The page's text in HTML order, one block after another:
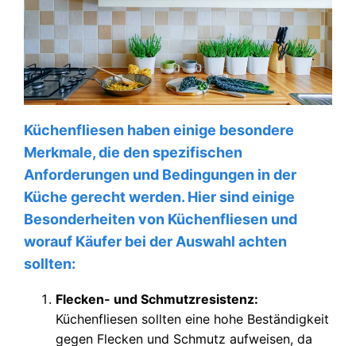
Küchenfliesen haben einige besondere
Merkmale, die den spezifischen
Anforderungen und Bedingungen in der
Küche gerecht werden. Hier sind einige
Besonderheiten von Küchenfliesen und
worauf Käufer bei der Auswahl achten
sollten:
Flecken- und Schmutzresistenz:
Küchenfliesen sollten eine hohe Beständigkeit
gegen Flecken und Schmutz aufweisen, da